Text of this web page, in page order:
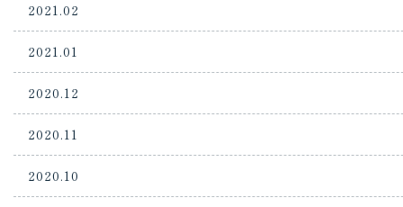
2021.02
2021.01
2020.12
2020.11
2020.10